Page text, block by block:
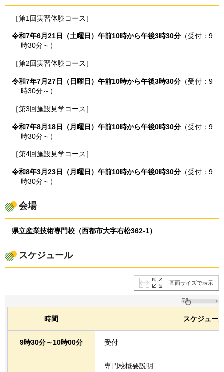
［第1回実習体験コース］
令和7年6月21日（土曜日）午前10時から午後3時30分（受付：9
時30分～）
［第2回実習体験コース］
令和7年7月27日（日曜日）午前10時から午後3時30分（受付：9
時30分～）
［第3回施設見学コース］
令和7年8月18日（月曜日）午前10時から午後0時30分（受付：9
時30分～）
［第4回施設見学コース］
令和8年3月23日（月曜日）午前10時から午後0時30分（受付：9
時30分～）
会場
県立産業技術専門校（西都市大字右松362-1）
スケジュール
画面サイズで表示
時間 スケジュー
9時30分～10時00分 受付
専門校概要説明